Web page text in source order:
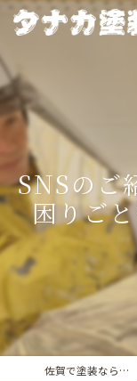
SNSのご
困りご
佐賀で塗装ならタナカ塗装店